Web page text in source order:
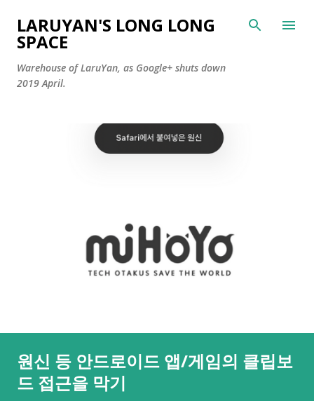
Skip to main content
LARUYAN'S LONG LONG
SPACE
Warehouse of LaruYan, as Google+ shuts down
2019 April.
원신 등 안드로이드 앱/게임의 클립보
드 접근을 막기